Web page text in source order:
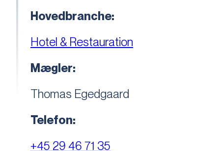
Hovedbranche:
Hotel & Restauration
Mægler:
Thomas Egedgaard
Telefon:
+45 29 46 71 35